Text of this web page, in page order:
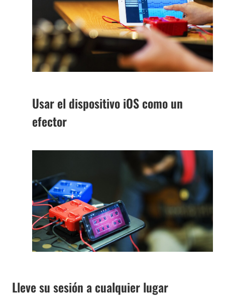
Usar el dispositivo iOS como un
efector
Lleve su sesión a cualquier lugar